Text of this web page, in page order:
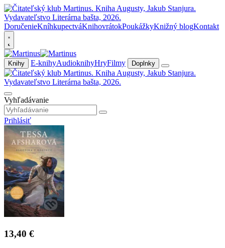
DoručenieKníhkupectváKnihovrátokPoukážkyKnižný blogKontakt
Knihy E-knihyAudioknihyHryFilmy Doplnky
Vyhľadávanie
Prihlásiť
13,40 €